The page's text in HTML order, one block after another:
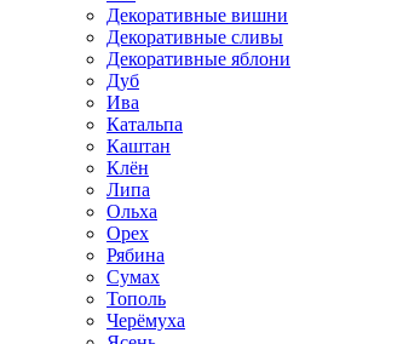
Декоративные вишни
Декоративные сливы
Декоративные яблони
Дуб
Ива
Катальпа
Каштан
Клён
Липа
Ольха
Орех
Рябина
Сумах
Тополь
Черёмуха